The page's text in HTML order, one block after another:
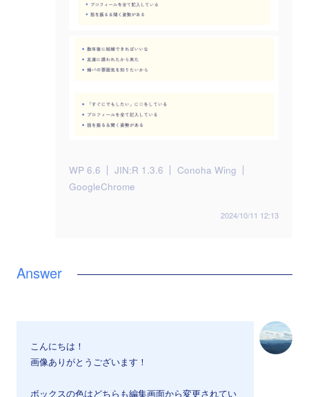
WP 6.6 JIN:R 1.3.6
Conoha Wing
GoogleChrome
2024/10/11 12:13
こんにちは！
画像ありがとうございます！
ボックスの色はどちらも編集画面から変更されてい